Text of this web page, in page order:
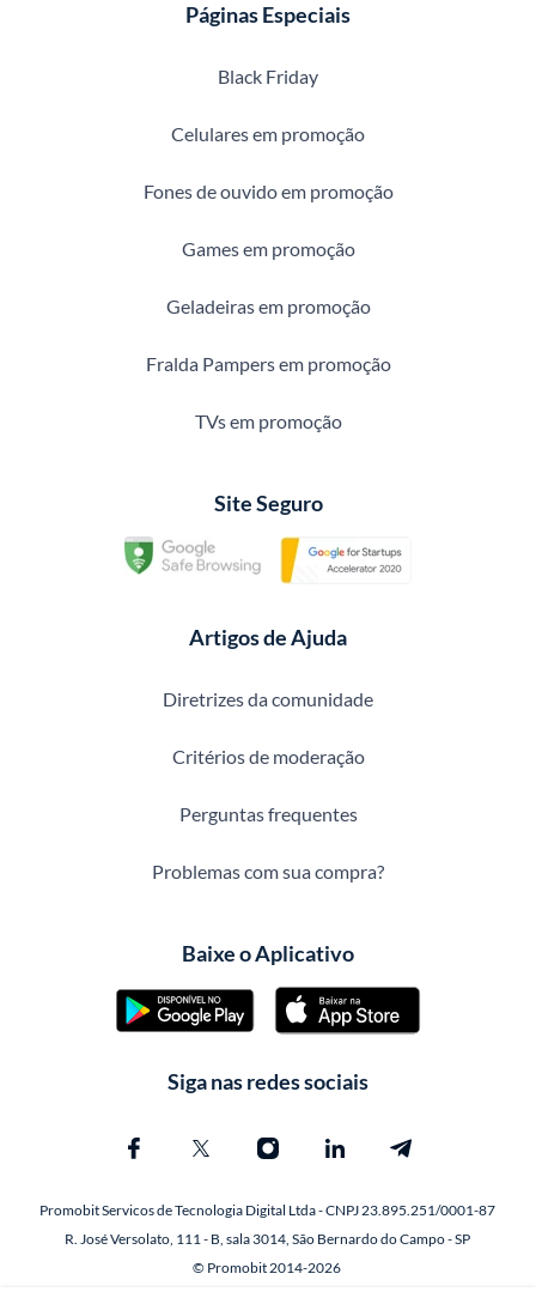
Páginas Especiais
Black Friday
Celulares em promoção
Fones de ouvido em promoção
Games em promoção
Geladeiras em promoção
Fralda Pampers em promoção
TVs em promoção
Site Seguro
Artigos de Ajuda
Diretrizes da comunidade
Critérios de moderação
Perguntas frequentes
Problemas com sua compra?
Baixe o Aplicativo
Siga nas redes sociais
Promobit Servicos de Tecnologia Digital Ltda - CNPJ 23.895.251/0001-87
R. José Versolato, 111 - B, sala 3014, São Bernardo do Campo - SP
© Promobit 2014-2026